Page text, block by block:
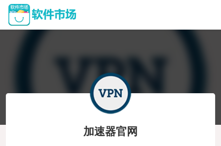
加速器官网